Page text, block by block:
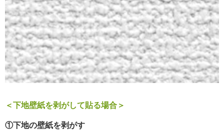
＜下地壁紙を剥がして貼る場合＞
①下地の壁紙を剥がす